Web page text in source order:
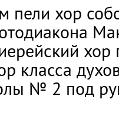
пели хор
хор
класса
№ 2 под